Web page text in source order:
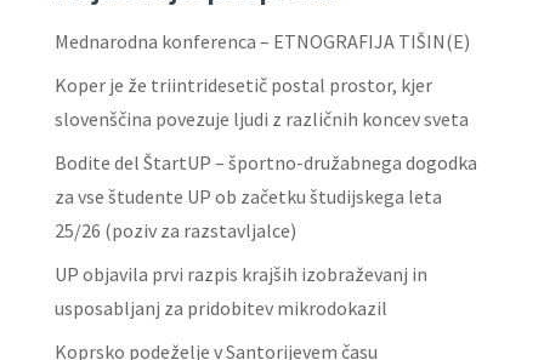
Mednarodna konferenca – ETNOGRAFIJA TIŠIN(E)
Koper je že triintridesetič postal prostor, kjer
slovenščina povezuje ljudi z različnih koncev sveta
Bodite del ŠtartUP – športno-družabnega dogodka
za vse študente UP ob začetku študijskega leta
25/26 (poziv za razstavljalce)
UP objavila prvi razpis krajših izobraževanj in
usposabljanj za pridobitev mikrodokazil
Koprsko podeželje v Santorijevem času